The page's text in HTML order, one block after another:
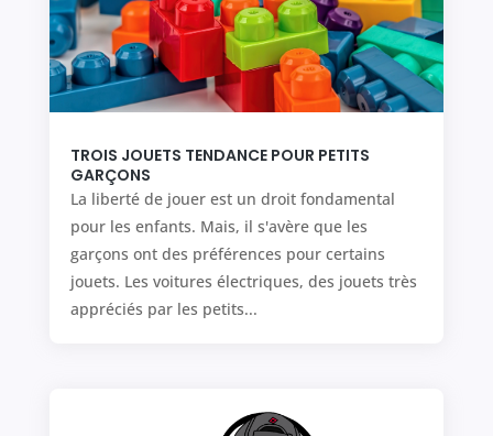
TROIS JOUETS TENDANCE POUR PETITS
GARÇONS
La liberté de jouer est un droit fondamental
pour les enfants. Mais, il s'avère que les
garçons ont des préférences pour certains
jouets. Les voitures électriques, des jouets très
appréciés par les petits...